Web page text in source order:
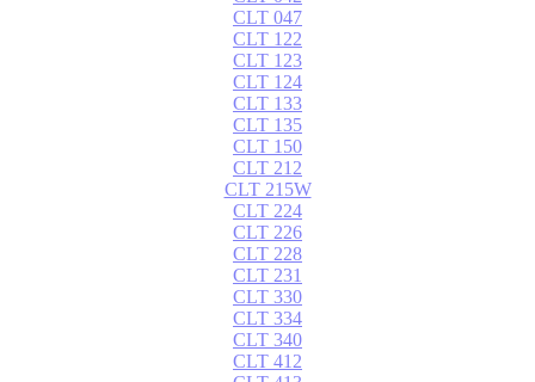
CLT 047
CLT 122
CLT 123
CLT 124
CLT 133
CLT 135
CLT 150
CLT 212
CLT 215W
CLT 224
CLT 226
CLT 228
CLT 231
CLT 330
CLT 334
CLT 340
CLT 412